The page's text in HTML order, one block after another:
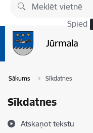
Pāriet uz lapas saturu
Spied
Sākums Sīkdatnes
Sīkdatnes
Atskaņot tekstu